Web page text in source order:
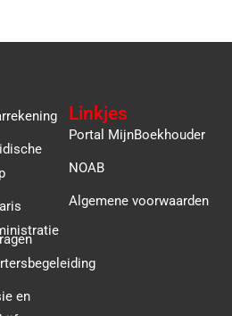
en
Linkjes
Portal MijnBoekhouder
NOAB
Algemene voorwaarden